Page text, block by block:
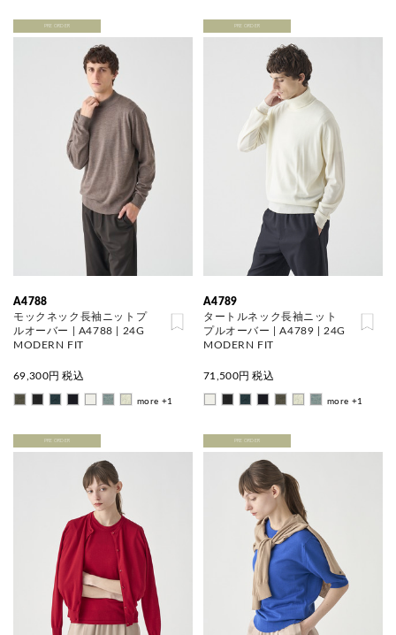
PRE ORDER
A4788
モックネック長袖ニットプ
ルオーバー | A4788 | 24G
MODERN FIT
69,300円 税込
more +1
PRE ORDER
A4789
タートルネック長袖ニット
プルオーバー | A4789 | 24G
MODERN FIT
71,500円 税込
more +1
PRE ORDER PRE ORDER